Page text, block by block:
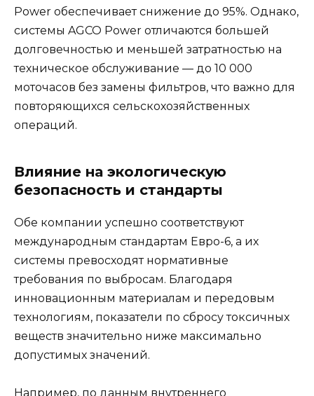
Power обеспечивает снижение до 95%. Однако,
системы AGCO Power отличаются большей
долговечностью и меньшей затратностью на
техническое обслуживание — до 10 000
моточасов без замены фильтров, что важно для
повторяющихся сельскохозяйственных
операций.
Влияние на экологическую
безопасность и стандарты
Обе компании успешно соответствуют
международным стандартам Евро-6, а их
системы превосходят нормативные
требования по выбросам. Благодаря
инновационным материалам и передовым
технологиям, показатели по сбросу токсичных
веществ значительно ниже максимально
допустимых значений.
Например, по данным внутреннего